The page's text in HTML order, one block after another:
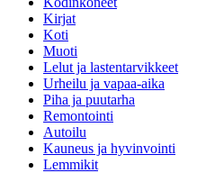
Kirjat
Koti
Muoti
Lelut ja lastentarvikkeet
Urheilu ja vapaa-aika
Piha ja puutarha
Remontointi
Autoilu
Kauneus ja hyvinvointi
Lemmikit